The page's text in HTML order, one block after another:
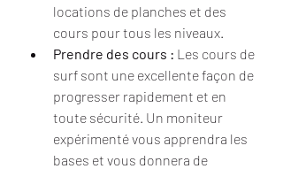
locations de planches et des
cours pour tous les niveaux.
Prendre des cours : Les cours de
surf sont une excellente façon de
progresser rapidement et en
toute sécurité. Un moniteur
expérimenté vous apprendra les
bases et vous donnera de